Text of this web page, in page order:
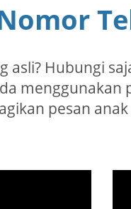
asli? Hubungi
pesan